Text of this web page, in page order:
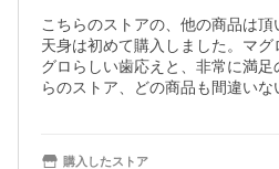
こちらのストアの、他の商品は頂
天身は初めて購入しました。マ
グロらしい歯応えと、非常に満
らのストア、どの商品も間違いな
購入したストア